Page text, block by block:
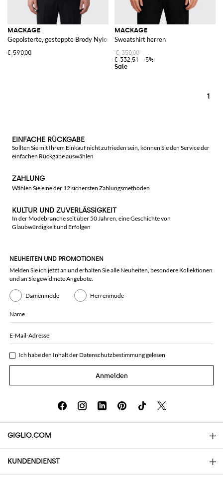
MACKAGE
Gepolsterte, gesteppte Brody Nylon-Weste von mit hohem Kragen
€ 590,00
MACKAGE
Sweatshirt herren
€ 350,00
€ 332,51
-5%
1
EINFACHE RÜCKGABE
Sollten Sie mit Ihrem Einkauf nicht zufrieden sein, können Sie den Service der
einfachen Rückgabe auswählen
ZAHLUNG
Wählen Sie eine der 12 sichersten Zahlungsmethoden
KULTUR UND ZUVERLÄSSIGKEIT
In der Modebranche seit über 50 Jahren, eine Geschichte von
Glaubwürdigkeit und Erfolgen
NEUHEITEN UND PROMOTIONEN
Melden Sie ich jetzt an und erhalten Sie alle Neuheiten, besondere Kollektionen
und an Sie gewidmete Angebote.
Damenmode Herrenmode
Name
E-Mail-Adresse
Ich habe den Inhalt der Datenschutzbestimmunggelesen
Anmelden
GIGLIO.COM
Über uns
KUNDENDIENST